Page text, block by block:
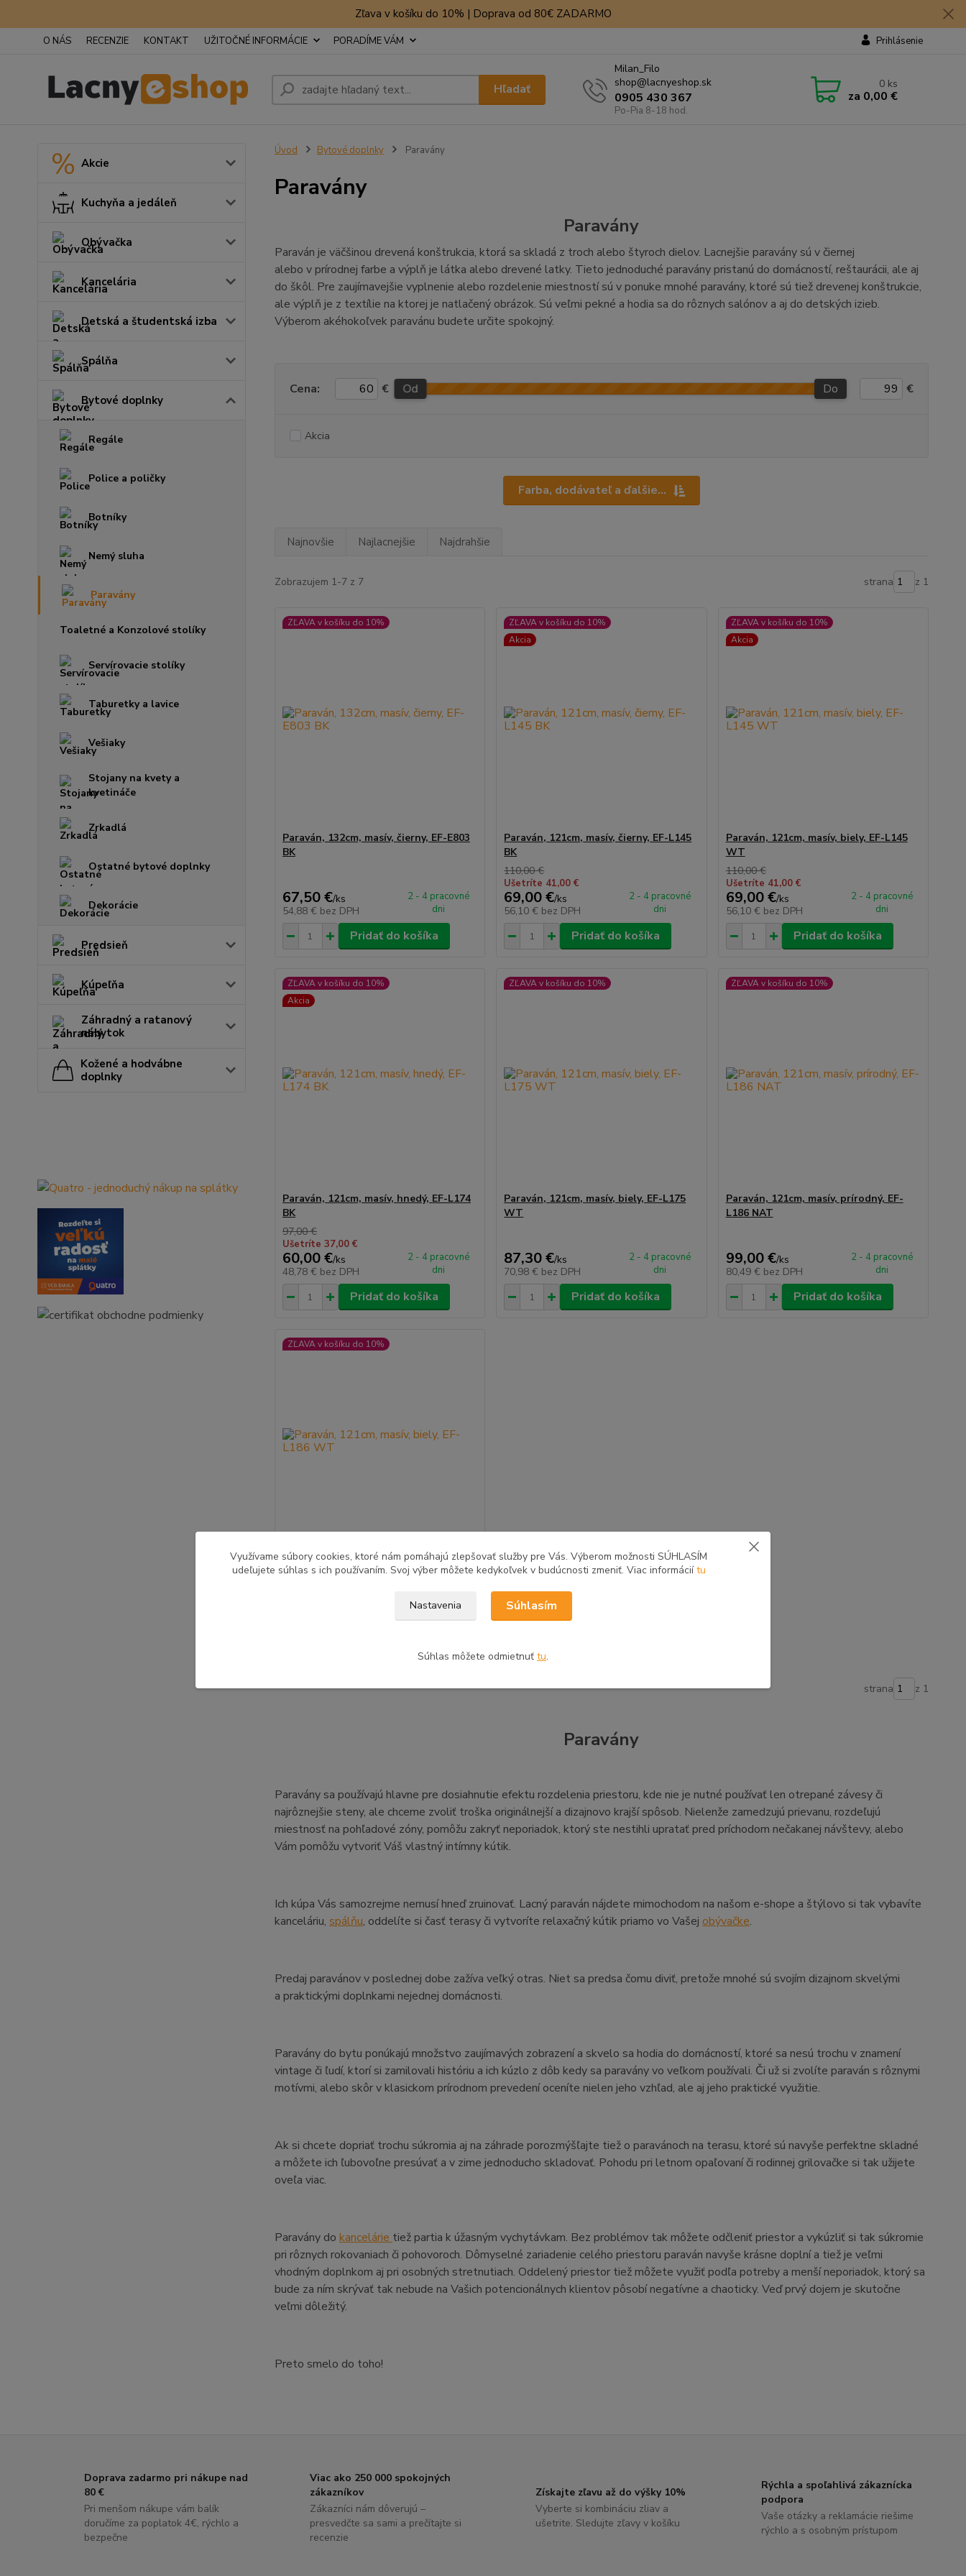
Zľava v košíku do 10% | Doprava od 80€ ZADARMO
O NÁS RECENZIE KONTAKT UŽITOČNÉ INFORMÁCIE PORADÍME VÁM Prihlásenie
Hľadať
Milan_Filo
shop@lacnyeshop.sk
0905 430 367
Po-Pia 8-18 hod.
0 ks
za 0,00 €
Akcie
Kuchyňa a jedáleň
Obývačka
Kancelária
Detská a študentská izba
Spálňa
Bytové doplnky
Regále
Police a poličky
Botníky
Nemý sluha
Paravány
Toaletné a Konzolové stolíky
Servírovacie stolíky
Taburetky a lavice
Vešiaky
Stojany na kvety a
kvetináče
Zrkadlá
Ostatné bytové doplnky
Dekorácie
Predsieň
Kúpeľňa
Záhradný a ratanový
nábytok
Kožené a hodvábne
doplnky
Úvod Bytové doplnky Paravány
Paravány
Paravány
Paraván je väčšinou drevená konštrukcia, ktorá sa skladá z troch alebo štyroch dielov. Lacnejšie paravány sú v čiernej
alebo v prírodnej farbe a výplň je látka alebo drevené latky. Tieto jednoduché paravány pristanú do domácností, reštaurácii, ale aj
do škôl. Pre zaujímavejšie vyplnenie alebo rozdelenie miestností sú v ponuke mnohé paravány, ktoré sú tiež drevenej konštrukcie,
ale výplň je z textílie na ktorej je natlačený obrázok. Sú veľmi pekné a hodia sa do rôznych salónov a aj do detských izieb.
Výberom akéhokoľvek paravánu budete určite spokojný.
Farba, dodávateľ a ďalšie...
Cena: € Od Do €
Akcia
Najnovšie Najlacnejšie Najdrahšie
Zobrazujem 1-7 z 7 strana z 1
ZĽAVA v košíku do 10%
Paraván, 132cm, masív, čierny, EF-E803
BK
67,50 €/ks
54,88 € bez DPH
2 - 4 pracovné
dni
Pridať do košíka
ZĽAVA v košíku do 10%
Akcia
Paraván, 121cm, masív, čierny, EF-L145
BK
110,00 €
Ušetríte 41,00 €
69,00 €/ks
56,10 € bez DPH
2 - 4 pracovné
dni
Pridať do košíka
ZĽAVA v košíku do 10%
Akcia
Paraván, 121cm, masív, biely, EF-L145
WT
110,00 €
Ušetríte 41,00 €
69,00 €/ks
56,10 € bez DPH
2 - 4 pracovné
dni
Pridať do košíka
ZĽAVA v košíku do 10%
Akcia
Paraván, 121cm, masív, hnedý, EF-L174
BK
97,00 €
Ušetríte 37,00 €
60,00 €/ks
48,78 € bez DPH
2 - 4 pracovné
dni
Pridať do košíka
ZĽAVA v košíku do 10%
Paraván, 121cm, masív, biely, EF-L175
WT
87,30 €/ks
70,98 € bez DPH
2 - 4 pracovné
dni
Pridať do košíka
ZĽAVA v košíku do 10%
Paraván, 121cm, masív, prírodný, EF-
L186 NAT
99,00 €/ks
80,49 € bez DPH
2 - 4 pracovné
dni
Pridať do košíka
ZĽAVA v košíku do 10%
Paraván, 121cm, masív, biely, EF-L186
WT
dni
strana z 1
Paravány
Paravány sa používajú hlavne pre dosiahnutie efektu rozdelenia priestoru, kde nie je nutné používať len otrepané závesy či
najrôznejšie steny, ale chceme zvoliť troška originálnejší a dizajnovo krajší spôsob. Nielenže zamedzujú prievanu, rozdeľujú
miestnosť na pohľadové zóny, pomôžu zakryť neporiadok, ktorý ste nestihli upratať pred príchodom nečakanej návštevy, alebo
Vám pomôžu vytvoriť Váš vlastný intímny kútik.
Ich kúpa Vás samozrejme nemusí hneď zruinovať. Lacný paraván nájdete mimochodom na našom e-shope a štýlovo si tak vybavíte
kanceláriu, spálňu, oddelíte si časť terasy či vytvoríte relaxačný kútik priamo vo Vašej obývačke.
Predaj paravánov v poslednej dobe zažíva veľký otras. Niet sa predsa čomu diviť, pretože mnohé sú svojím dizajnom skvelými
a praktickými doplnkami nejednej domácnosti.
Paravány do bytu ponúkajú množstvo zaujímavých zobrazení a skvelo sa hodia do domácností, ktoré sa nesú trochu v znamení
vintage či ľudí, ktorí si zamilovali históriu a ich kúzlo z dôb kedy sa paravány vo veľkom používali. Či už si zvolíte paraván s rôznymi
motívmi, alebo skôr v klasickom prírodnom prevedení oceníte nielen jeho vzhľad, ale aj jeho praktické využitie.
Ak si chcete dopriať trochu súkromia aj na záhrade porozmýšľajte tiež o paravánoch na terasu, ktoré sú navyše perfektne skladné
a môžete ich ľubovoľne presúvať a v zime jednoducho skladovať. Pohodu pri letnom opaľovaní či rodinnej grilovačke si tak užijete
oveľa viac.
Paravány do kancelárie tiež partia k úžasným vychytávkam. Bez problémov tak môžete odčleniť priestor a vykúzliť si tak súkromie
pri rôznych rokovaniach či pohovoroch. Dômyselné zariadenie celého priestoru paraván navyše krásne doplní a tiež je veľmi
vhodným doplnkom aj pri osobných stretnutiach. Oddelený priestor tiež môžete využiť podľa potreby a menší neporiadok, ktorý sa
bude za ním skrývať tak nebude na Vašich potencionálnych klientov pôsobí negatívne a chaoticky. Veď prvý dojem je skutočne
veľmi dôležitý.
Preto smelo do toho!
Doprava zadarmo pri nákupe nad
80 €
Pri menšom nákupe vám balík
doručíme za poplatok 4€, rýchlo a
bezpečne
Viac ako 250 000 spokojných
zákazníkov
Zákazníci nám dôverujú –
presvedčte sa sami a prečítajte si
recenzie
Získajte zľavu až do výšky 10%
Vyberte si kombináciu zliav a
ušetrite. Sledujte zľavy v košíku
Rýchla a spoľahlivá zákaznícka
podpora
Vaše otázky a reklamácie riešime
rýchlo a s osobným prístupom
Využívame súbory cookies, ktoré nám pomáhajú zlepšovať služby pre Vás. Výberom možnosti SÚHLASÍM
udeľujete súhlas s ich používaním. Svoj výber môžete kedykoľvek v budúcnosti zmeniť. Viac informáciítu
Nastavenia Súhlasím
Súhlas môžete odmietnuť tu.